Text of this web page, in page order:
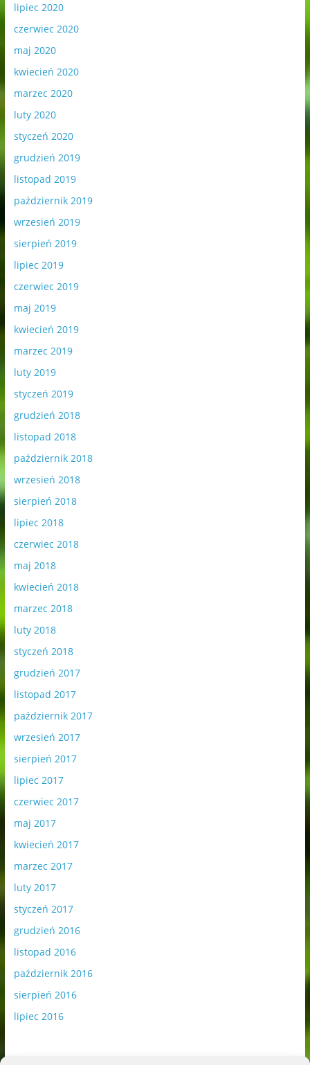
lipiec 2020
czerwiec 2020
maj 2020
kwiecień 2020
marzec 2020
luty 2020
styczeń 2020
grudzień 2019
listopad 2019
październik 2019
wrzesień 2019
sierpień 2019
lipiec 2019
czerwiec 2019
maj 2019
kwiecień 2019
marzec 2019
luty 2019
styczeń 2019
grudzień 2018
listopad 2018
październik 2018
wrzesień 2018
sierpień 2018
lipiec 2018
czerwiec 2018
maj 2018
kwiecień 2018
marzec 2018
luty 2018
styczeń 2018
grudzień 2017
listopad 2017
październik 2017
wrzesień 2017
sierpień 2017
lipiec 2017
czerwiec 2017
maj 2017
kwiecień 2017
marzec 2017
luty 2017
styczeń 2017
grudzień 2016
listopad 2016
październik 2016
sierpień 2016
lipiec 2016